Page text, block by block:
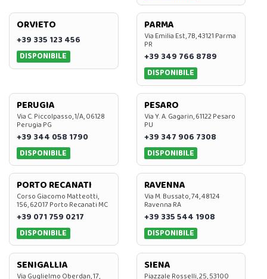
ORVIETO
+39 335 123 456
DISPONIBILE
PARMA
Via Emilia Est, 7B, 43121 Parma
PR
+39 349 766 8789
DISPONIBILE
PERUGIA
Via C. Piccolpasso, 1/A, 06128
Perugia PG
+39 344 058 1790
DISPONIBILE
PESARO
Via Y. A. Gagarin, 61122 Pesaro
PU
+39 347 906 7308
DISPONIBILE
PORTO RECANATI
Corso Giacomo Matteotti,
156, 62017 Porto Recanati MC
+39 071 759 0217
DISPONIBILE
RAVENNA
Via M. Bussato, 74, 48124
Ravenna RA
+39 335 544 1908
DISPONIBILE
SENIGALLIA
Via Guglielmo Oberdan, 17,
SIENA
Piazzale Rosselli, 25, 53100